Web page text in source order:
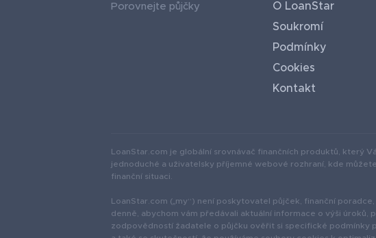
Porovnejte půjčky
O LoanStar
Soukromí
Podmínky
Cookies
Kontakt
LoanStar.com je globální srovnávač finančních produktů, který
jednoduché a uživatelsky příjemné webové rozhraní, kde
finanční situaci.
LoanStar.com („my“) není poskytovatel půjček, finanční
denně, abychom vám předávali aktuální informace o výši
zodpovědností žadatele o půjčku ověřit si specifické podmínky